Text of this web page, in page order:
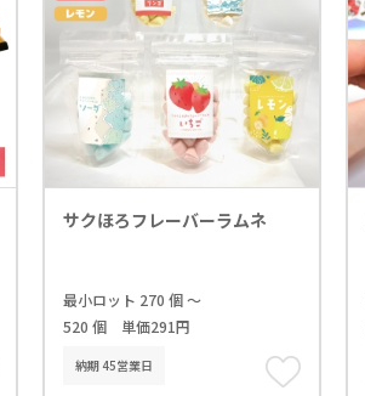
サクほろフレーバーラムネ
最小ロット 270 個 ～
520 個 単価291円
納期 45営業日